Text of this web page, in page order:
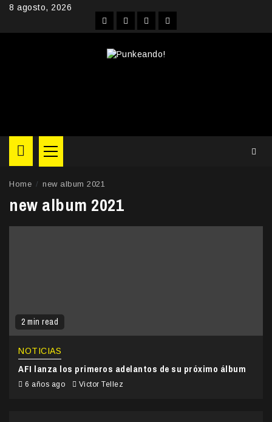
Skip8 agosto, 2026
FacebookInstagram
YouTubeTwitter
Primary
Menu
Home new album 2021
new album 2021
2 min read
NOTICIAS
AFI lanza los primeros adelantos de su próximo álbum
6 años ago Victor Tellez